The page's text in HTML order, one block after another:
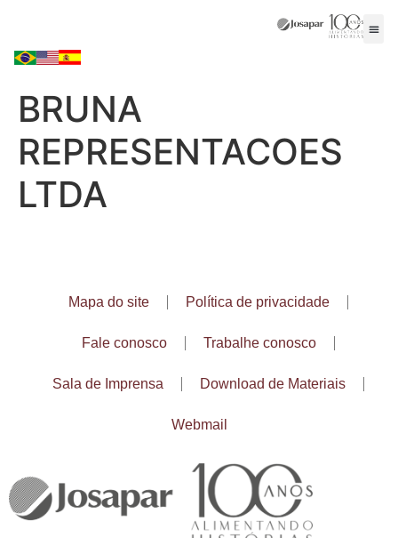
BRUNA
REPRESENTACOES
LTDA
Mapa do site Política de privacidade
Fale conosco Trabalhe conosco
Sala de Imprensa Download de Materiais
Webmail